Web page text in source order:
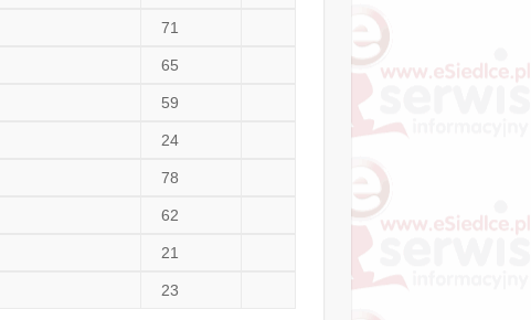
71
65
59
24
78
62
21
23